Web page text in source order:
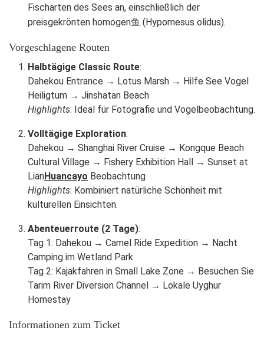
Fischarten des Sees an, einschließlich der
preisgekrönten homogen鱼 (Hypomesus olidus).
Vorgeschlagene Routen
Halbtägige Classic Route:
Dahekou Entrance → Lotus Marsh → Hilfe See Vogel
Heiligtum → Jinshatan Beach
Highlights: Ideal für Fotografie und Vogelbeobachtung.
Volltägige Exploration:
Dahekou → Shanghai River Cruise → Kongque Beach
Cultural Village → Fishery Exhibition Hall → Sunset at
LianHuancayo Beobachtung
Highlights: Kombiniert natürliche Schönheit mit
kulturellen Einsichten.
Abenteuerroute (2 Tage):
Tag 1: Dahekou → Camel Ride Expedition → Nacht
Camping im Wetland Park
Tag 2: Kajakfahren in Small Lake Zone → Besuchen Sie
Tarim River Diversion Channel → Lokale Uyghur
Homestay
Informationen zum Ticket